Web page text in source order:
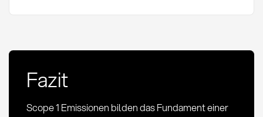
Fazit
Scope 1 Emissionen bilden das Fundament einer